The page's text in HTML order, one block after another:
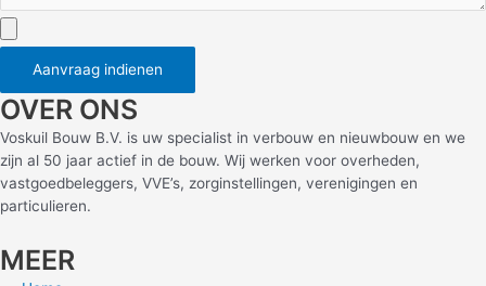
Aanvraag indienen
OVER ONS
Voskuil Bouw B.V. is uw specialist in verbouw en nieuwbouw en we
zijn al 50 jaar actief in de bouw. Wij werken voor overheden,
vastgoedbeleggers, VVE’s, zorginstellingen, verenigingen en
particulieren.
MEER